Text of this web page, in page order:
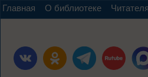
Главная О библиотеке